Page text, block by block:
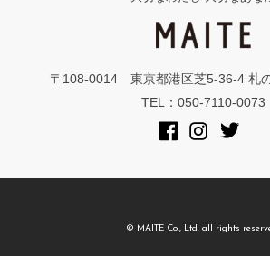
〒108-0014 東京都港区芝5-36-4 札
TEL：050-7110-0073
© MAITE Co., Ltd. all rights